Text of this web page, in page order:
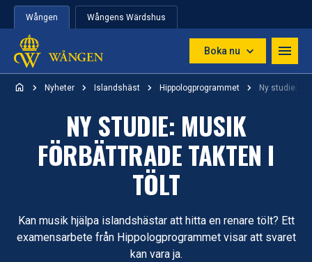
Hoppa till innehåll
Wången Wångens Wärdshus
Boka nu
Nyheter Islandshäst Hippologprogrammet Ny studie:
NY STUDIE: MUSIK
FÖRBÄTTRADE TAKTEN I
TÖLT
Kan musik hjälpa islandshästar att hitta en renare tölt? Ett
examensarbete från Hippologprogrammet visar att svaret
kan vara ja.